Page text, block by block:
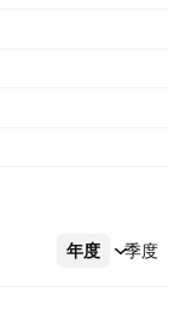
年度 季度
更多